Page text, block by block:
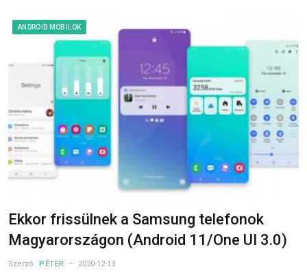
ANDROID MOBILOK
Ekkor frissülnek a Samsung telefonok
Magyarországon (Android 11/One UI 3.0)
Szerző: PÉTER 2020-12-13